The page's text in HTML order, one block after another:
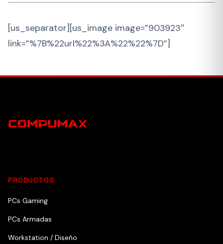
[us_separator][us_image image=”903923″
link=”%7B%22url%22%3A%22%22%7D”]
PRODUCTOS
PCs Gaming
PCs Armadas
Workstation / Diseño